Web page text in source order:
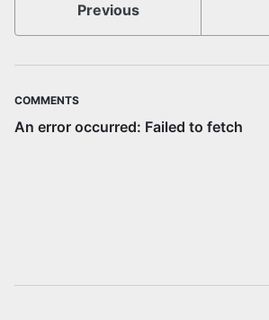
Previous
COMMENTS